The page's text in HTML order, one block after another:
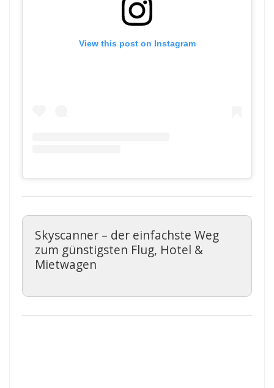
View this post on Instagram
Skyscanner – der einfachste Weg
zum günstigsten Flug, Hotel &
Mietwagen